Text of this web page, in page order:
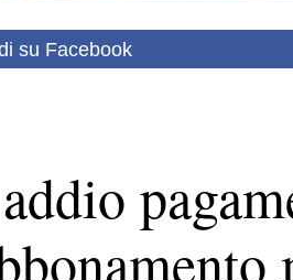
su Facebook